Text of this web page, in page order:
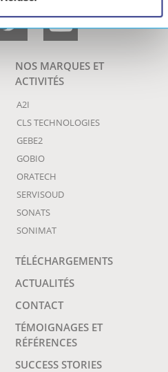
NOS MARQUES ET
ACTIVITÉS
A2I
CLS TECHNOLOGIES
GEBE2
GOBIO
ORATECH
SERVISOUD
SONATS
SONIMAT
TÉLÉCHARGEMENTS
ACTUALITÉS
CONTACT
TÉMOIGNAGES ET
RÉFÉRENCES
SUCCESS STORIES